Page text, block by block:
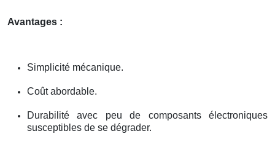
Avantages :
Simplicité mécanique.
Coût abordable.
Durabilité avec peu de composants électroniques
susceptibles de se dégrader.